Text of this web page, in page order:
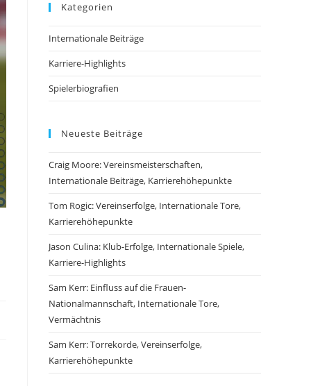
Kategorien
Internationale Beiträge
Karriere-Highlights
Spielerbiografien
Neueste Beiträge
Craig Moore: Vereinsmeisterschaften,
Internationale Beiträge, Karrierehöhepunkte
Tom Rogic: Vereinserfolge, Internationale Tore,
Karrierehöhepunkte
Jason Culina: Klub-Erfolge, Internationale Spiele,
Karriere-Highlights
Sam Kerr: Einfluss auf die Frauen-
Nationalmannschaft, Internationale Tore,
Vermächtnis
Sam Kerr: Torrekorde, Vereinserfolge,
Karrierehöhepunkte